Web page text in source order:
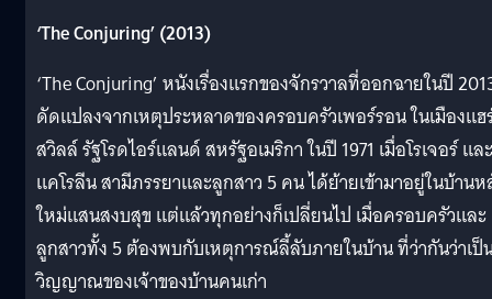
‘The Conjuring’ (2013)
‘The Conjuring’ หนังเรื่องแรกของจักรวาลที่ออกฉายในปี
ดัดแปลงจากเหตุประหลาดของครอบครัวเพอร์รอน ในเมืองแฮ
สวิลล์ รัฐโรดไอร์แลนด์ สหรัฐอเมริกา ในปี 1971 เมื่อโรเจอร์ และ
แคโรลีน สามีภรรยาและลูกสาว 5 คน ได้ย้ายเข้ามาอยู่ในบ้าน
ใหม่แสนสงบสุข แต่แล้วทุกอย่างก็เปลี่ยนไป เมื่อครอบครัวและ
ลูกสาวทั้ง 5 ต้องพบกับเหตุการณ์ลี้ลับภายในบ้าน ที่ว่ากันว่าเป็
วิญญาณของเจ้าของบ้านคนเก่า